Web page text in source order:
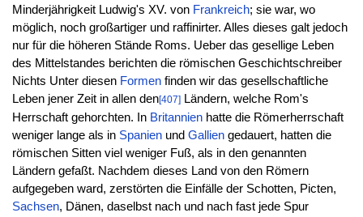
Minderjährigkeit Ludwig's XV. von Frankreich; sie war, wo
möglich, noch großartiger und raffinirter. Alles dieses galt jedoch
nur für die höheren Stände Roms. Ueber das gesellige Leben
des Mittelstandes berichten die römischen Geschichtschreiber
Nichts Unter diesen Formenfinden wir das gesellschaftliche
Leben jener Zeit in allen den[407]Ländern, welche Rom's
Herrschaft gehorchten. In Britannienhatte die Römerherrschaft
weniger lange als in Spanienund Galliengedauert, hatten die
römischen Sitten viel weniger Fuß, als in den genannten
Ländern gefaßt. Nachdem dieses Land von den Römern
aufgegeben ward, zerstörten die Einfälle der Schotten, Picten,
Sachsen, Dänen, daselbst nach und nach fast jede Spur